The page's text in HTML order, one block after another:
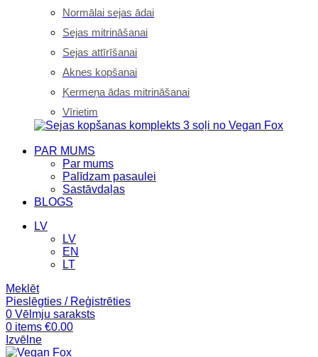
Normālai sejas ādai
Sejas mitrināšanai
Sejas attīrīšanai
Aknes kopšanai
Ķermeņa ādas mitrināšanai
Vīrietim
PAR MUMS
Par mums
Palīdzam pasaulei
Sastāvdaļas
BLOGS
LV
LV
EN
LT
Meklēt
Pieslēgties / Reģistrēties
0 Vēlmju saraksts
0 items €0.00
Izvēlne